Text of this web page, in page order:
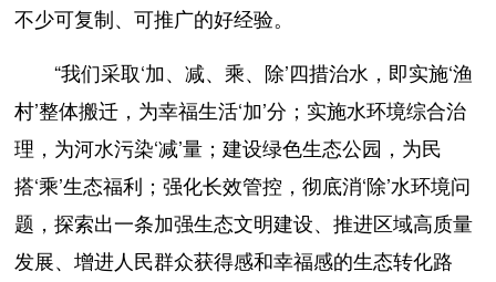
不少可复制、可推广的好经验。
“我们采取‘加、减、乘、除’四措治水，即实施‘渔
村’整体搬迁，为幸福生活‘加’分；实施水环境综合治
理，为河水污染‘减’量；建设绿色生态公园，为民
搭‘乘’生态福利；强化长效管控，彻底消‘除’水环境问
题，探索出一条加强生态文明建设、推进区域高质量
发展、增进人民群众获得感和幸福感的生态转化路